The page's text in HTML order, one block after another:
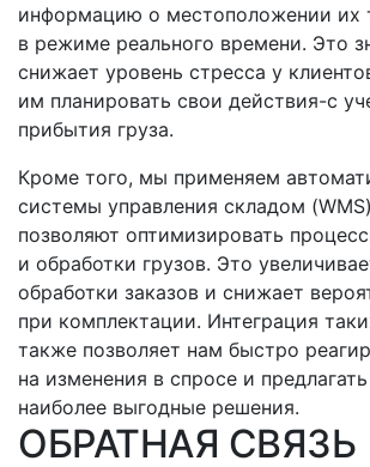
информацию о местоположении их
в режиме реального времени. Это
снижает уровень стресса у
им планировать свои действия-с
прибытия груза.
Кроме того, мы применяем
системы управления складом (WMS
позволяют оптимизировать
и обработки грузов. Это
обработки заказов и снижает
при комплектации. Интеграция
также позволяет нам быстро
на изменения в спросе и
наиболее выгодные решения.
ОБРАТНАЯ СВЯЗЬ